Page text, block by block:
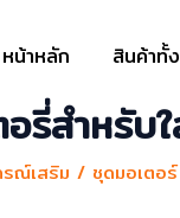
หน้าหลัก สินค้าทั้
รี่สำหรั
ณ์เสริม / ชุดมอเตอร์